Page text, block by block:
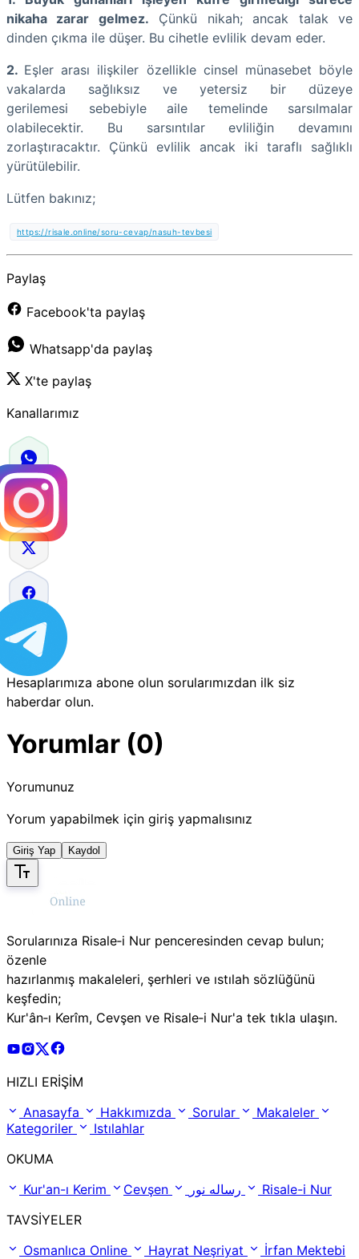
nikaha zarar gelmez. Çünkü nikah; ancak talak ve
dinden çıkma ile düşer. Bu cihetle evlilik devam eder.
2. Eşler arası ilişkiler özellikle cinsel münasebet böyle
vakalarda sağlıksız ve yetersiz bir düzeye
gerilemesi sebebiyle aile temelinde sarsılmalar
olabilecektir. Bu sarsıntılar evliliğin devamını
zorlaştıracaktır. Çünkü evlilik ancak iki taraflı sağlıklı
yürütülebilir.
Lütfen bakınız;
https://risale.online/soru-cevap/nasuh-tevbesi
Paylaş
Facebook'ta paylaş
Whatsapp'da paylaş
X'te paylaş
Kanallarımız
Hesaplarımıza abone olun sorularımızdan ilk siz
haberdar olun.
Yorumlar (0)
Yorumunuz
Yorum yapabilmek için giriş yapmalısınız
Giriş Yap Kaydol
Sorularınıza Risale‑i Nur penceresinden cevap bulun;
özenle
hazırlanmış makaleleri, şerhleri ve ıstılah sözlüğünü
keşfedin;
Kur'ân‑ı Kerîm, Cevşen ve Risale‑i Nur'a tek tıkla ulaşın.
Risale Online Youtube Hesabı
Risale Online Instagram Hesabı
Risale Online X Hesabı
HIZLI ERİŞİM
Anasayfa
Hakkımızda Sorular
Makaleler
Kategoriler
Istılahlar
OKUMA
Kur'an-ı Kerim
Cevşen
Risale-i Nur
TAVSİYELER
Osmanlıca Online
Hayrat Neşriyat İrfan Mektebi